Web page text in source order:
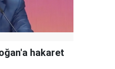
hakaret